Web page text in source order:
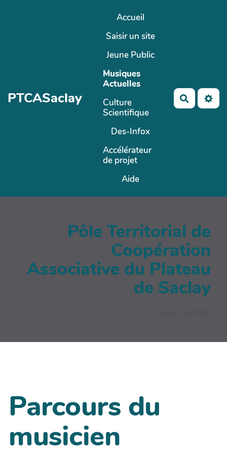
PTCASaclay
Accueil
Saisir un site
Jeune Public
Musiques
Actuelles
Culture
Scientifique
Des-Infox
Accélérateur
de projet
Aide
Pôle Territorial de
Coopération
Associative du Plateau
de Saclay
Parcours du
musicien